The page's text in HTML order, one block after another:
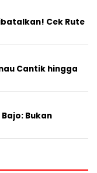
Cek Rute
Cantik hingga
Bukan